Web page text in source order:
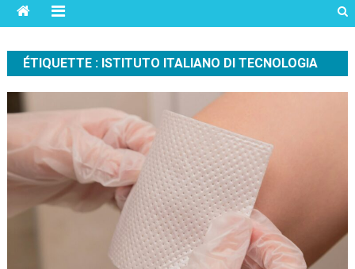
ÉTIQUETTE : ISTITUTO ITALIANO DI TECNOLOGIA